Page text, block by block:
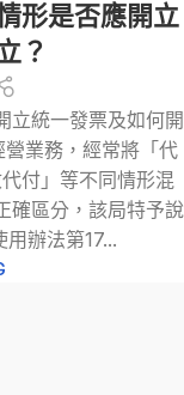
形是否應開立
？
立統一發票及如何開
業務，經常將「代
付」等不同情形混
確區分，該局特予說
辦法第17...